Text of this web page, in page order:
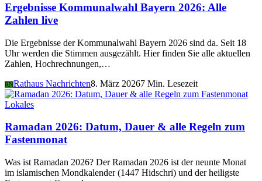
Ergebnisse Kommunalwahl Bayern 2026: Alle
Zahlen live
Die Ergebnisse der Kommunalwahl Bayern 2026 sind da. Seit 18
Uhr werden die Stimmen ausgezählt. Hier finden Sie alle aktuellen
Zahlen, Hochrechnungen,…
RNRathaus Nachrichten8. März 20267 Min. Lesezeit
Lokales
Ramadan 2026: Datum, Dauer & alle Regeln zum
Fastenmonat
Was ist Ramadan 2026? Der Ramadan 2026 ist der neunte Monat
im islamischen Mondkalender (1447 Hidschri) und der heiligste